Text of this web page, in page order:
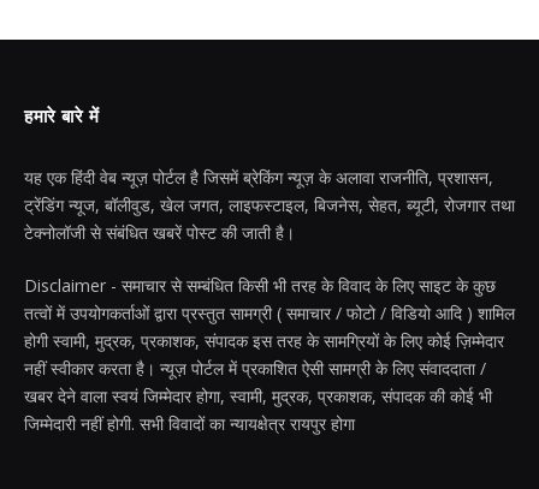
हमारे बारे में
यह एक हिंदी वेब न्यूज़ पोर्टल है जिसमें ब्रेकिंग न्यूज़ के अलावा राजनीति, प्रशासन,
ट्रेंडिंग न्यूज, बॉलीवुड, खेल जगत, लाइफस्टाइल, बिजनेस, सेहत, ब्यूटी, रोजगार तथा
टेक्नोलॉजी से संबंधित खबरें पोस्ट की जाती है।
Disclaimer - समाचार से सम्बंधित किसी भी तरह के विवाद के लिए साइट के कुछ
तत्वों में उपयोगकर्ताओं द्वारा प्रस्तुत सामग्री ( समाचार / फोटो / विडियो आदि ) शामिल
होगी स्वामी, मुद्रक, प्रकाशक, संपादक इस तरह के सामग्रियों के लिए कोई ज़िम्मेदार
नहीं स्वीकार करता है। न्यूज़ पोर्टल में प्रकाशित ऐसी सामग्री के लिए संवाददाता /
खबर देने वाला स्वयं जिम्मेदार होगा, स्वामी, मुद्रक, प्रकाशक, संपादक की कोई भी
जिम्मेदारी नहीं होगी. सभी विवादों का न्यायक्षेत्र रायपुर होगा